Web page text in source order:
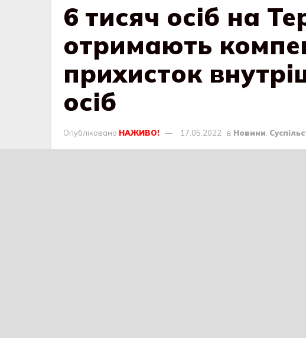
6 тисяч осіб на
отримають
прихисток
осіб
Опубліковано НАЖИВО! 17.05.2022 в Новини,